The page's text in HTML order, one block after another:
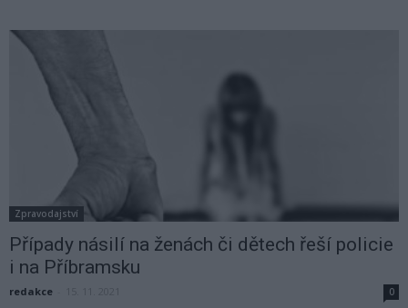
Zpravodajství
Případy násilí na ženách či dětech řeší policie
i na Příbramsku
redakce 0